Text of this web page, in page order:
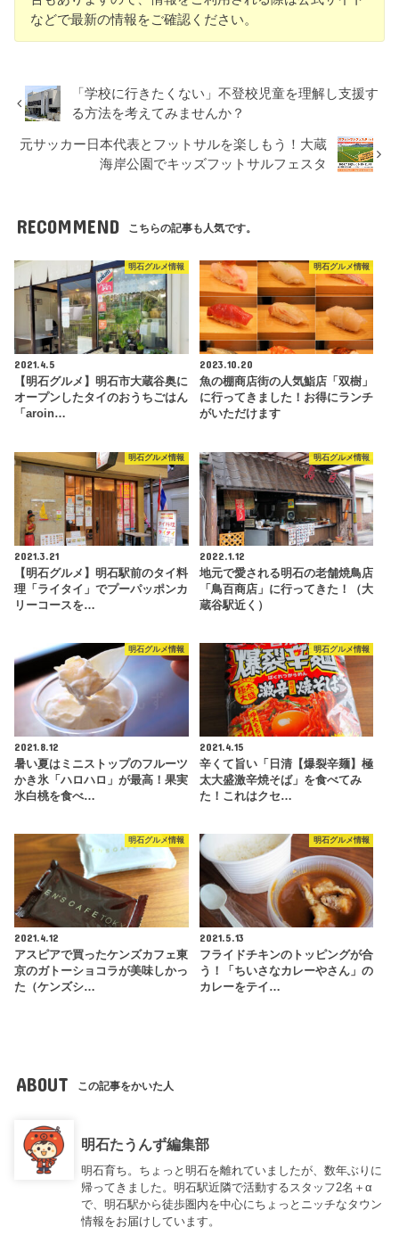
などで最新の情報をご確認ください。
「学校に行きたくない」不登校児童を理解し支援す
る方法を考えてみませんか？
元サッカー日本代表とフットサルを楽しもう！大蔵
海岸公園でキッズフットサルフェスタ
RECOMMEND こちらの記事も人気です。
明石グルメ情報
2021.4.5
【明石グルメ】明石市大蔵谷奥に
オープンしたタイのおうちごはん
「aroin…
明石グルメ情報
2023.10.20
魚の棚商店街の人気鮨店「双樹」
に行ってきました！お得にランチ
がいただけます
明石グルメ情報
2021.3.21
【明石グルメ】明石駅前のタイ料
理「ライタイ」でプーパッポンカ
リーコースを…
明石グルメ情報
2022.1.12
地元で愛される明石の老舗焼鳥店
「鳥百商店」に行ってきた！（大
蔵谷駅近く）
明石グルメ情報
2021.8.12
暑い夏はミニストップのフルーツ
かき氷「ハロハロ」が最高！果実
氷白桃を食べ…
明石グルメ情報
2021.4.15
辛くて旨い「日清【爆裂辛麺】極
太大盛激辛焼そば」を食べてみ
た！これはクセ…
明石グルメ情報
2021.4.12
アスピアで買ったケンズカフェ東
京のガトーショコラが美味しかっ
た（ケンズシ…
明石グルメ情報
2021.5.13
フライドチキンのトッピングが合
う！「ちいさなカレーやさん」の
カレーをテイ…
ABOUT この記事をかいた人
明石たうんず編集部
明石育ち。ちょっと明石を離れていましたが、数年ぶりに
帰ってきました。明石駅近隣で活動するスタッフ2名＋α
で、明石駅から徒歩圏内を中心にちょっとニッチなタウン
情報をお届けしています。